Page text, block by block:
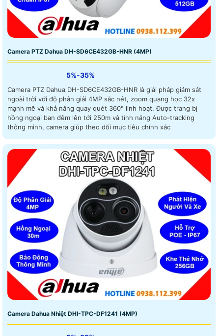
Camera PTZ Dahua DH-SD6CE432GB-HNR (4MP)
5%-35%
Camera PTZ Dahua DH-SD6CE432GB-HNR là giải pháp giám sát
ngoài trời với độ phân giải 4MP sắc nét, zoom quang học 32x
mạnh mẽ và khả năng quay quét 360° linh hoạt. Được trang bị
hồng ngoại ban đêm lên tới 250m và tính năng Auto-tracking
thông minh, camera giúp theo dõi mục tiêu chính xác
Camera Dahua Nhiệt DHI-TPC-DF1241 (4MP)